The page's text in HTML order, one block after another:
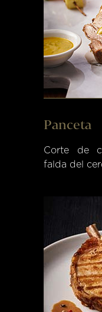
Panceta
Corte de
falda del